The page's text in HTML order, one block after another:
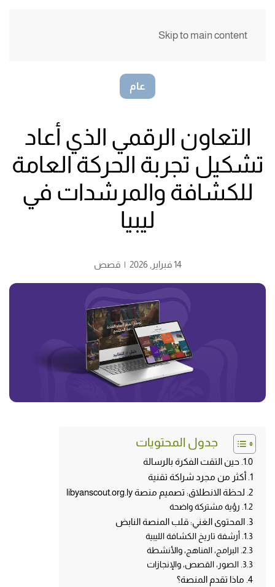
Skip to main content
عام
التعاون الرقمي الذي أعاد
تشكيل تجربة الحركة العامة
للكشافة والمرشدات في
ليبيا
14 فبراير, 2026 | قصص
جدول المحتويات
حين التقت الفكرة بالرسالة
أكثر من مجرد شراكة تقنية
لحظة الانطلاق: تصميم منصة libyanscout.org.ly
رؤية مشتركة واضحة
المحتوى الغني: قلب المنصة النابض
أرشفة تاريخ الكشافة الليبية
البرامج، المناهج، والأنشطة
الصور، القصص، والإنجازات
ماذا تقدم المنصة؟